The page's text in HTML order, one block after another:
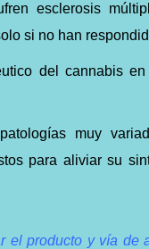
esclerosis
si no han
del cannabis
muy
para aliviar su
el producto y vía de